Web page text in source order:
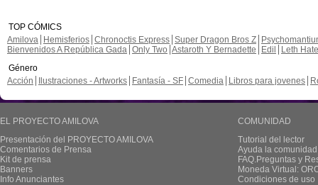
TOP CÓMICS
Amilova
Hemisferios Chronoctis Express Super Dragon Bros Z
Bienvenidos A República Gada Only Two Astaroth Y Bernadette Edil
Leth Hate
Género
Acción
Ilustraciones - Artworks Fantasía - SF Comedia Libros para jovenes
EL PROYECTO AMILOVA
Presentación del PROYECTO AMILOVA
Comentarios de Prensa
Kit de prensa
Banners
Info Anunciantes
COMUNIDAD
Tutorial del lector
Ayuda la
FAQ.Preguntas y
Moneda Virtual:
Condiciones de uso